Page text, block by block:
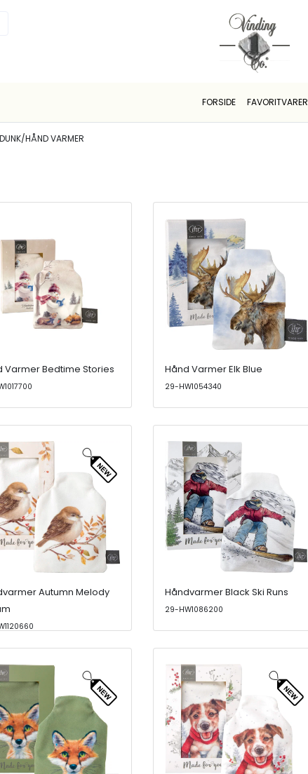
FORSIDE FAVORITVARER
HÅND VARMER
Varmer Bedtime Stories Hånd Varmer Elk Blue
29-HW1054340
Autumn Melody
Håndvarmer Black Ski Runs
29-HW1086200